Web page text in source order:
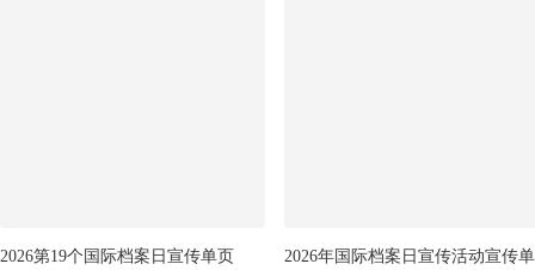
2026第19个国际档案日宣传单页 2026年国际档案日宣传活动宣传单